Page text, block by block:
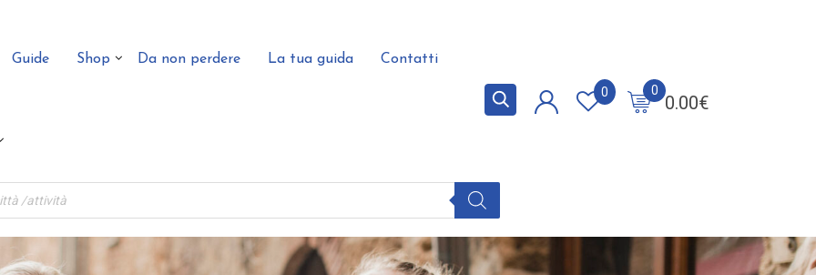
Guide Shop Da non perdere La tua guida Contatti
0.00€
0
0